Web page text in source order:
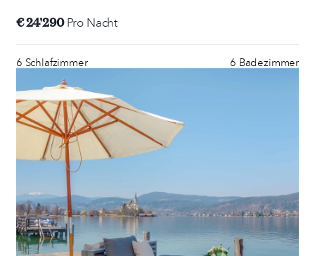
€ 24'290Pro Nacht
6 Schlafzimmer 6 Badezimmer